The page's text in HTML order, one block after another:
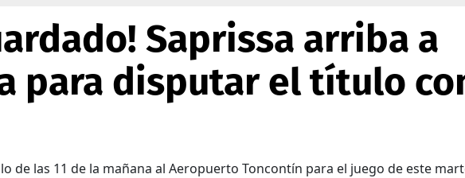
Saprissa arriba a
para disputar el título
de las 11 de la mañana al Aeropuerto Toncontín para el juego de este